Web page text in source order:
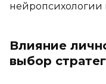
нейропсихологии
Влияние
выбор